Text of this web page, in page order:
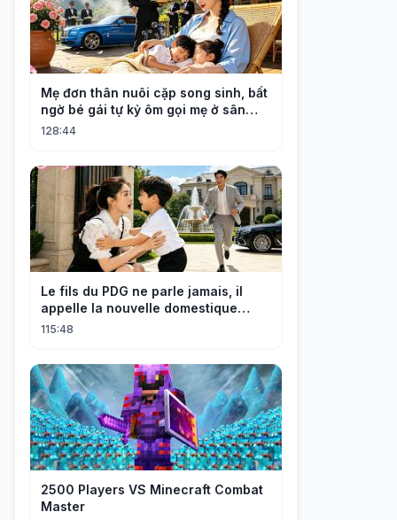
Mẹ đơn thân nuôi cặp song sinh, bất
ngờ bé gái tự kỷ ôm gọi mẹ ở sân
bay, nhìn mặt bé cô bật khóc!
128:44
Le fils du PDG ne parle jamais, il
appelle la nouvelle domestique
maman, c’est sa mère biologique !
115:48
2500 Players VS Minecraft Combat
Master